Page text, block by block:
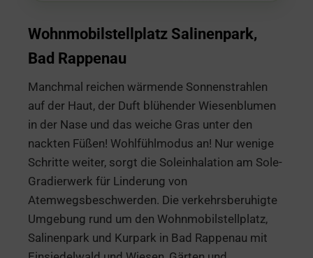
Wohnmobilstellplatz Salinenpark,
Bad Rappenau
Manchmal reichen wärmende Sonnenstrahlen
auf der Haut, der Duft blühender Wiesenblumen
in der Nase und das weiche Gras unter den
nackten Füßen! Wohlfühlmodus an! Nur wenige
Schritte weiter, sorgt die Soleinhalation am Sole-
Gradierwerk für Linderung von
Atemwegsbeschwerden. Die verkehrsberuhigte
Umgebung rund um den Wohnmobilstellplatz,
Salinenpark und Kurpark in Bad Rappenau mit